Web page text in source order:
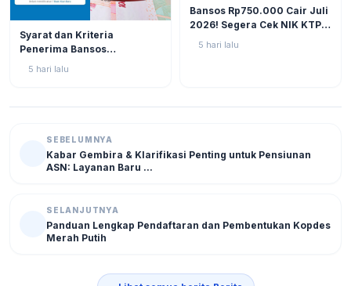
Syarat dan Kriteria
Penerima Bansos
5 hari lalu
Bansos Rp750.000 Cair Juli
2026! Segera Cek NIK KTP
5 hari lalu
SEBELUMNYA
Kabar Gembira & Klarifikasi Penting untuk Pensiunan
ASN: Layanan Baru ...
SELANJUTNYA
Panduan Lengkap Pendaftaran dan Pembentukan Kopdes
Merah Putih